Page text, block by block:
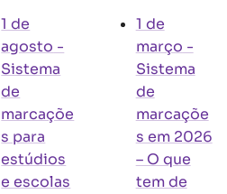
1 de
agosto -
Sistema
de
marcaçõe
s para
estúdios
e escolas
1 de
março -
Sistema
de
marcaçõe
s em 2026
– O que
tem de